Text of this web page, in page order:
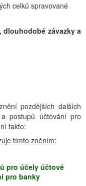
celků spravované
závazky a
pozdějších dalších
postupů účtování pro
takto:
tímto zněním:
pro účely účtové
pro banky